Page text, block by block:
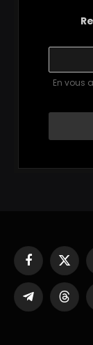
En vous
Facebook
X
Partager
sur